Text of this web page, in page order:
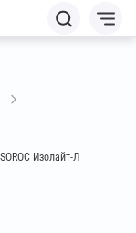
Изолайт-Л